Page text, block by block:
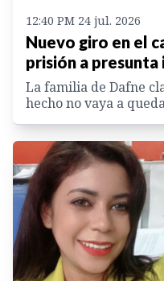
12:40 PM 24 jul. 2026
Nuevo giro en el
prisión a presunta
La familia de Dafne
hecho no vaya a